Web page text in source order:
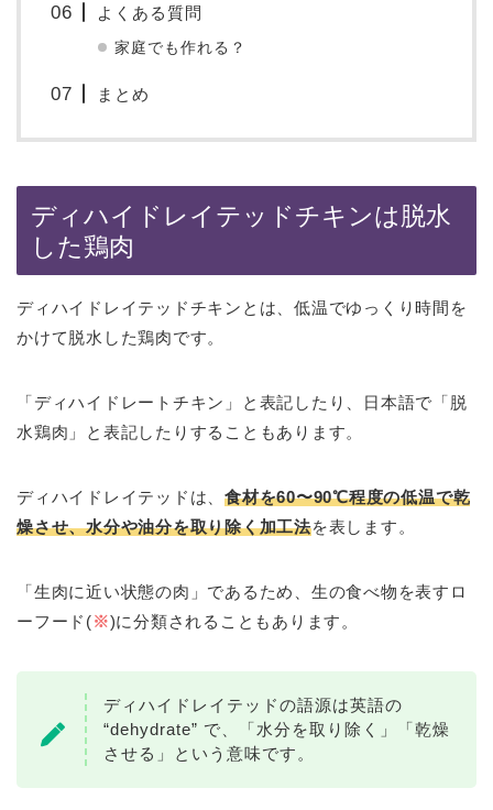
よくある質問
家庭でも作れる？
まとめ
ディハイドレイテッドチキンは脱水
した鶏肉
ディハイドレイテッドチキンとは、低温でゆっくり時間を
かけて脱水した鶏肉です。
「ディハイドレートチキン」と表記したり、日本語で「脱
水鶏肉」と表記したりすることもあります。
ディハイドレイテッドは、食材を60〜90℃程度の低温で乾
燥させ、水分や油分を取り除く加工法を表します。
「生肉に近い状態の肉」であるため、生の食べ物を表すロ
ーフード(※)に分類されることもあります。
ディハイドレイテッドの語源は英語の
“dehydrate” で、「水分を取り除く」「乾燥
させる」という意味です。